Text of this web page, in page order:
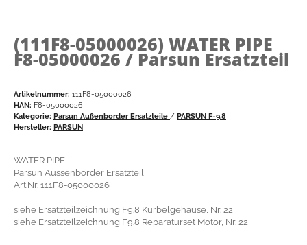
(111F8-05000026) WATER PIPE
F8-05000026 / Parsun Ersatzteil
Artikelnummer: 111F8-05000026
HAN: F8-05000026
Kategorie: Parsun Außenborder Ersatzteile / PARSUN F-9.8
Hersteller: PARSUN
WATER PIPE
Parsun Aussenborder Ersatzteil
Art.Nr. 111F8-05000026
siehe Ersatzteilzeichnung F9.8 Kurbelgehäuse, Nr. 22
siehe Ersatzteilzeichnung F9.8 Reparaturset Motor, Nr. 22